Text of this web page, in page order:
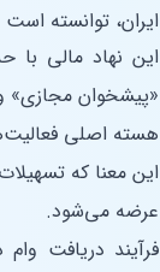
ایران، توانسته است
این نهاد مالی
«پیشخوان مجازی»
هسته اصلی
عرضه می‌شود.
فرآیند دریافت